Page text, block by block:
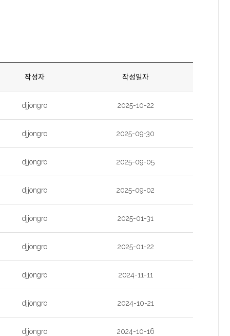
작성자 작성일자
djjongro 2025-10-22
djjongro 2025-09-30
djjongro 2025-09-05
djjongro 2025-09-02
djjongro 2025-01-31
djjongro 2025-01-22
djjongro 2024-11-11
djjongro 2024-10-21
djjongro 2024-10-16